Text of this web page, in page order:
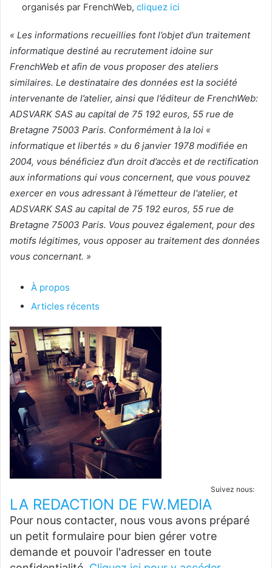
organisés par FrenchWeb, cliquez ici
« Les informations recueillies font l’objet d’un traitement
informatique destiné au recrutement idoine sur
FrenchWeb et afin de vous proposer des ateliers
similaires. Le destinataire des données est la société
intervenante de l’atelier, ainsi que l’éditeur de FrenchWeb:
ADSVARK SAS au capital de 75 192 euros, 55 rue de
Bretagne 75003 Paris. Conformément à la loi «
informatique et libertés » du 6 janvier 1978 modifiée en
2004, vous bénéficiez d’un droit d’accès et de rectification
aux informations qui vous concernent, que vous pouvez
exercer en vous adressant à l’émetteur de l'atelier, et
ADSVARK SAS au capital de 75 192 euros, 55 rue de
Bretagne 75003 Paris. Vous pouvez également, pour des
motifs légitimes, vous opposer au traitement des données
vous concernant. »
À propos
Articles récents
Suivez nous:
LA REDACTION DE FW.MEDIA
Pour nous contacter, nous vous avons préparé
un petit formulaire pour bien gérer votre
demande et pouvoir l'adresser en toute